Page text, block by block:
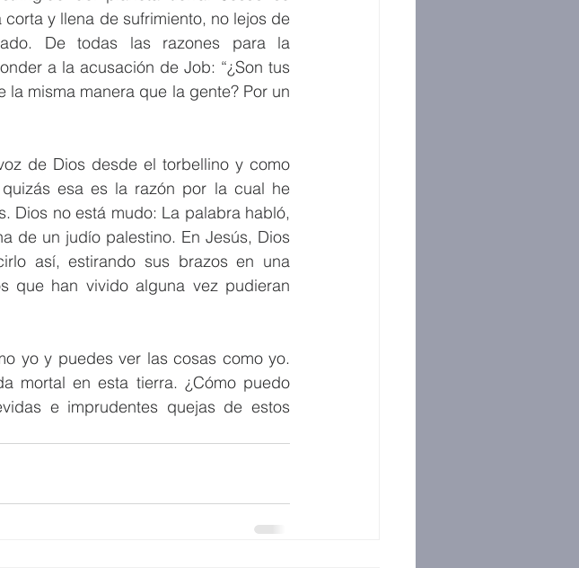
y llena de sufrimiento, no lejos de
De todas las razones para la
a la acusación de Job: “¿Son tus
misma manera que la gente? Por un
de Dios desde el torbellino y como
esa es la razón por la cual he
Dios no está mudo: La palabra habló,
de un judío palestino. En Jesús, Dios
así, estirando sus brazos en una
que han vivido alguna vez pudieran
yo y puedes ver las cosas como yo.
mortal en esta tierra. ¿Cómo puedo
e imprudentes quejas de estos